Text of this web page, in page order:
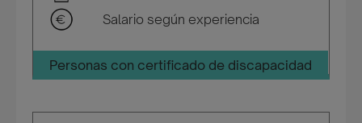
Salario según experiencia
Personas con certificado de discapacidad